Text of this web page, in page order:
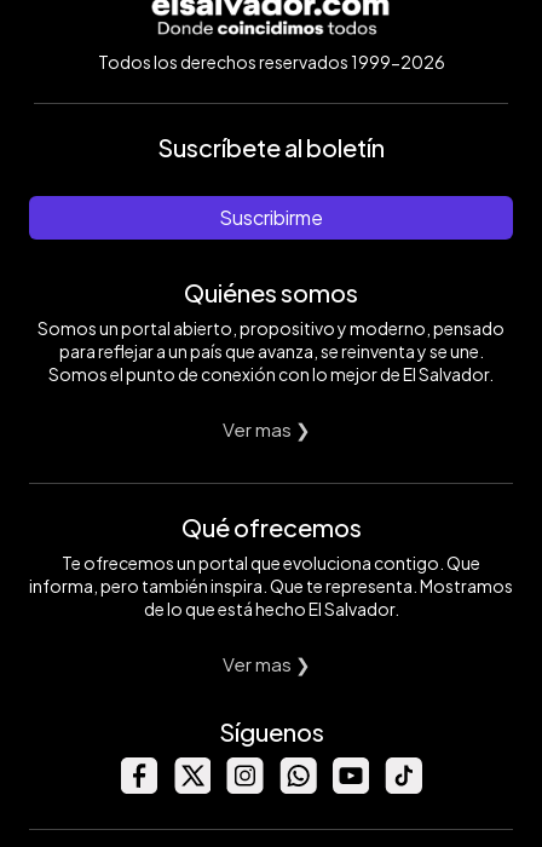
Todos los derechos reservados 1999-2026
Suscríbete al boletín
Suscribirme
Quiénes somos
Somos un portal abierto, propositivo y moderno, pensado
para reflejar a un país que avanza, se reinventa y se une.
Somos el punto de conexión con lo mejor de El Salvador.
Ver mas ❯
Qué ofrecemos
Te ofrecemos un portal que evoluciona contigo. Que
informa, pero también inspira. Que te representa. Mostramos
de lo que está hecho El Salvador.
Ver mas ❯
Síguenos